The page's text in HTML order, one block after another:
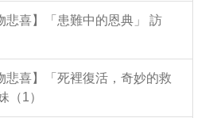
悲喜】「患難中的恩典」 訪
悲喜】「死裡復活，奇妙的救
（1）